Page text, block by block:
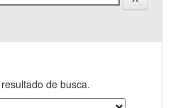
de busca.